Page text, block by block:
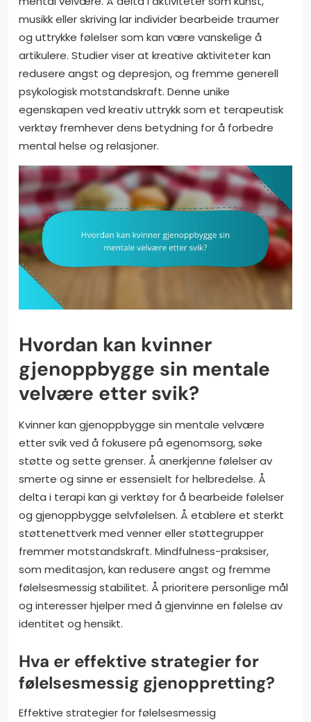
musikk eller skriving lar individer bearbeide traumer
og uttrykke følelser som kan være vanskelige å
artikulere. Studier viser at kreative aktiviteter kan
redusere angst og depresjon, og fremme generell
psykologisk motstandskraft. Denne unike
egenskapen ved kreativ uttrykk som et terapeutisk
verktøy fremhever dens betydning for å forbedre
mental helse og relasjoner.
Hvordan kan kvinner
gjenoppbygge sin mentale
velvære etter svik?
Kvinner kan gjenoppbygge sin mentale velvære
etter svik ved å fokusere på egenomsorg, søke
støtte og sette grenser. Å anerkjenne følelser av
smerte og sinne er essensielt for helbredelse. Å
delta i terapi kan gi verktøy for å bearbeide følelser
og gjenoppbygge selvfølelsen. Å etablere et sterkt
støttenettverk med venner eller støttegrupper
fremmer motstandskraft. Mindfulness-praksiser,
som meditasjon, kan redusere angst og fremme
følelsesmessig stabilitet. Å prioritere personlige mål
og interesser hjelper med å gjenvinne en følelse av
identitet og hensikt.
Hva er effektive strategier for
følelsesmessig gjenoppretting?
Effektive strategier for følelsesmessig